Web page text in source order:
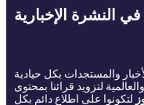
والمستجدات بكل حيادية
لتزويد قرائنا بمحتوى
لتكونوا على اطلاع دائم بكل